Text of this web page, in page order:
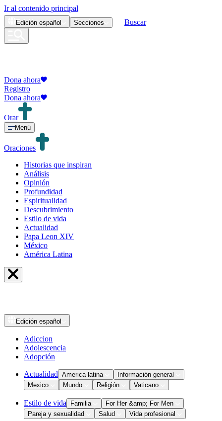
Ir al contenido principal
Edición español Secciones Buscar
Dona ahora
Registro
Dona ahora
Orar
Menú
Oraciones
Historias que inspiran
Análisis
Opinión
Profundidad
Espiritualidad
Descubrimiento
Estilo de vida
Actualidad
Papa Leon XIV
México
América Latina
Edición español
Adiccion
Adolescencia
Adopción
Actualidad America latina
Información general
Mexico
Mundo Religión Vaticano
Estilo de vida Familia
For Her &amp; For Men
Pareja y sexualidad
Salud Vida profesional